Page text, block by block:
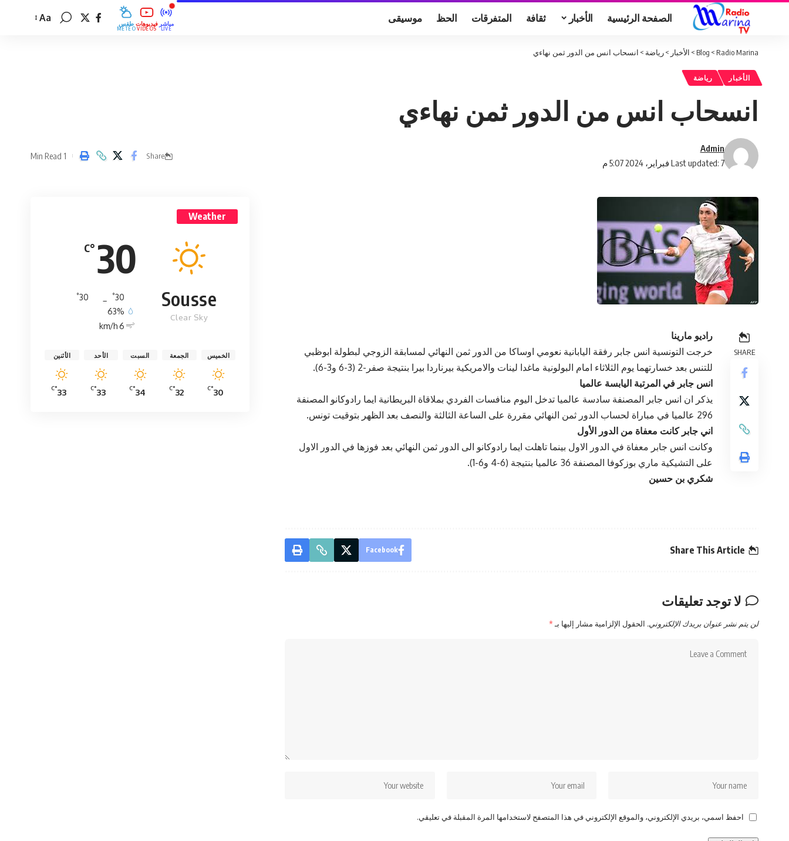
الصفحة الرئيسية الأخبار ثقافة المتفرقات الحظ موسيقى طقس
MÉTÉO
فيديوهات
VIDÉOS
مباشر
LIVE
Aa
Radio Marina
>
Blog
> الأخبار >رياضة > انسحاب انس من الدور ثمن نهاءي
الأخبار رياضة
انسحاب انس من الدور ثمن نهاءي
Last updated: 7 فبراير، 2024 5:07 م
Admin
Share
1 Min Read
SHARE
راديو مارينا
خرجت التونسية انس جابر رفقة اليابانية نعومي اوساكا من الدور ثمن النهائي لمسابقة الزوجي لبطولة ابوظبي
للتنس بعد خسارتهما يوم الثلاثاء امام البولونية ماغدا لينات والامريكية بيرناردا بيرا بنتيجة صفر-2 (3-6 و3-6).
انس جابر في المرتبة اليابسة عالميا
يذكر ان انس جابر المصنفة سادسة عالميا تدخل اليوم منافسات الفردي بملاقاة البريطانية ايما رادوكانو المصنفة
296 عالميا في مباراة لحساب الدور ثمن النهائي مقررة على الساعة الثالثة والنصف بعد الظهر بتوقيت تونس.
اني جابر كانت معفاة من الدور الأول
وكانت انس جابر معفاة في الدور الاول بينما تاهلت ايما رادوكانو الى الدور ثمن النهائي بعد فوزها في الدور الاول
على التشيكية ماري بوزكوفا المصنفة 36 عالميا بنتيجة (6-4 و6-1).
شكري بن حسين
Share This Article
Facebook
لا توجد تعليقات
لن يتم نشر عنوان بريدك الإلكتروني. الحقول الإلزامية مشار إليها بـ*
احفظ اسمي، بريدي الإلكتروني، والموقع الإلكتروني في هذا المتصفح لاستخدامها المرة المقبلة في تعليقي.
Weather
30
°C
Sousse
Clear Sky
30
°
30
°
63%
6 km/h
الخميس
30
°C
الجمعة
32
°C
السبت
34
°C
الأحد
33
°C
الأثنين
33
°C